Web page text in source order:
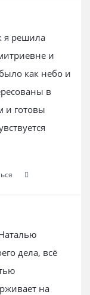
я решила
и
как небо и
в
и готовы
дела, всё
на